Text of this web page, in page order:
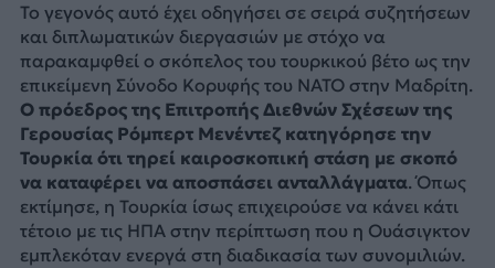
Το γεγονός αυτό έχει οδηγήσει σε σειρά συζητήσεων
και διπλωματικών διεργασιών με στόχο να
παρακαμφθεί ο σκόπελος του τουρκικού βέτο ως την
επικείμενη Σύνοδο Κορυφής του ΝΑΤΟ στην Μαδρίτη.
Ο πρόεδρος της Επιτροπής Διεθνών Σχέσεων της
Γερουσίας Ρόμπερτ Μενέντεζ κατηγόρησε την
Τουρκία ότι τηρεί καιροσκοπική στάση με σκοπό
να καταφέρει να αποσπάσει ανταλλάγματα. Όπως
εκτίμησε, η Τουρκία ίσως επιχειρούσε να κάνει κάτι
τέτοιο με τις ΗΠΑ στην περίπτωση που η Ουάσιγκτον
εμπλεκόταν ενεργά στη διαδικασία των συνομιλιών.